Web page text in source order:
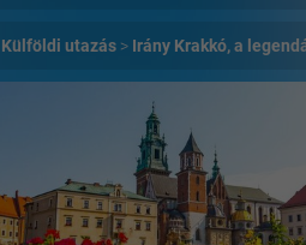
Külföldi utazás Irány Krakkó, a